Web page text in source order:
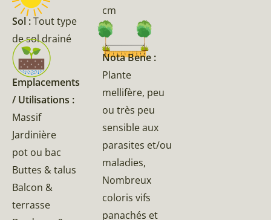
Sol :Tout type
de sol drainé
Emplacements
/ Utilisations :
Massif
Jardinière
pot ou bac
Buttes & talus
Balcon &
terrasse
cm
Nota Bene :
Plante
mellifère, peu
ou très peu
sensible aux
parasites et/ou
maladies,
Nombreux
coloris vifs
panachés et